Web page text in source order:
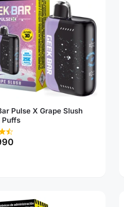
Pulse X Grape Slush
Puffs